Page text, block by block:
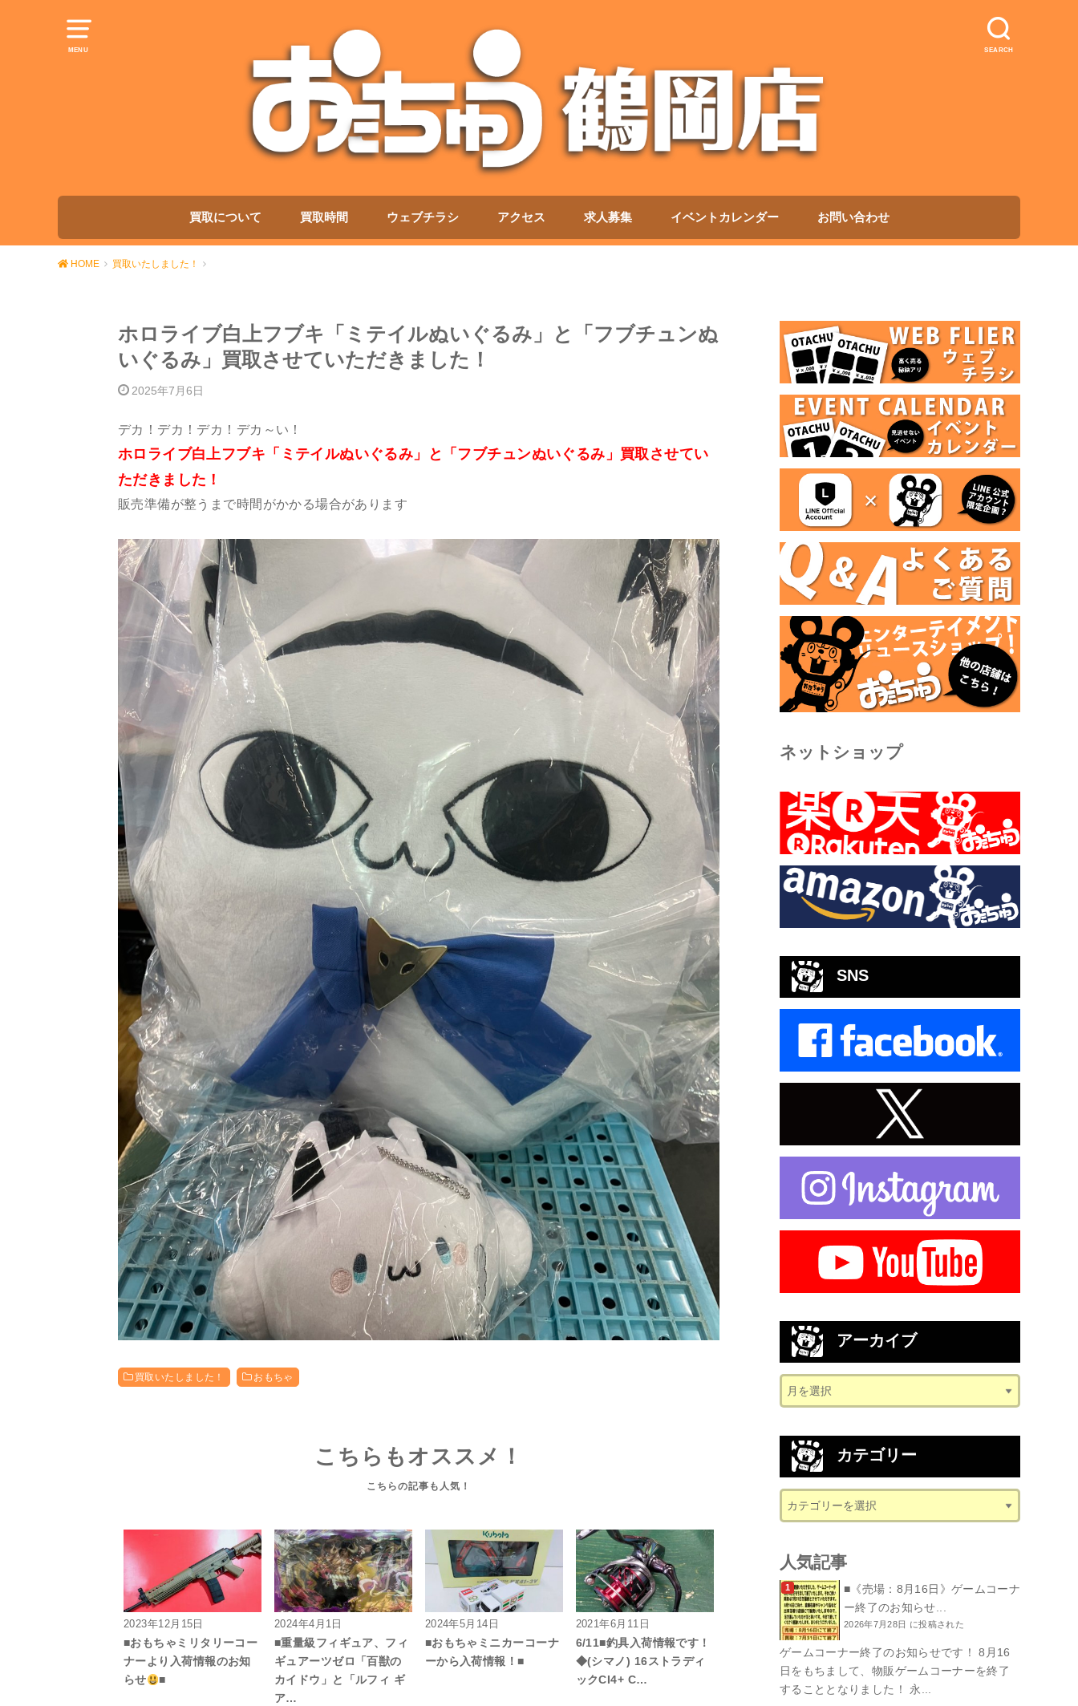
MENU SEARCH
買取について 買取時間 ウェブチラシ アクセス 求人募集 イベントカレンダー お問い合わせ
HOME 買取いたしました！
ホロライブ白上フブキ「ミテイルぬいぐるみ」と「フブチュンぬ
いぐるみ」買取させていただきました！
2025年7月6日
デカ！デカ！デカ！デカ～い！
ホロライブ白上フブキ「ミテイルぬいぐるみ」と「フブチュンぬいぐるみ」買取させてい
ただきました！
販売準備が整うまで時間がかかる場合があります
買取いたしました！ おもちゃ
こちらもオススメ！
2023年12月15日
■おもちゃミリタリーコー
ナーより入荷情報のお知
らせ
■
2024年4月1日
■重量級フィギュア、フィ
ギュアーツゼロ「百獣の
カイドウ」と「ルフィ ギ
ア…
2024年5月14日
■おもちゃミニカーコーナ
ーから入荷情報！■
2021年6月11日
6/11■釣具入荷情報です！
◆(シマノ) 16ストラディ
ックCI4+ C…
ネットショップ
SNS
アーカイブ
カテゴリー
人気記事
■《売場：8月16日》ゲームコーナ
ー終了のお知らせ...
2026年7月28日 に投稿された
ゲームコーナー終了のお知らせです！ 8月16
日をもちまして、物販ゲームコーナーを終了
することとなりました！ 永...